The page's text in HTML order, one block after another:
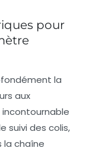
pour
la
aux
suivi des colis,
la chaîne